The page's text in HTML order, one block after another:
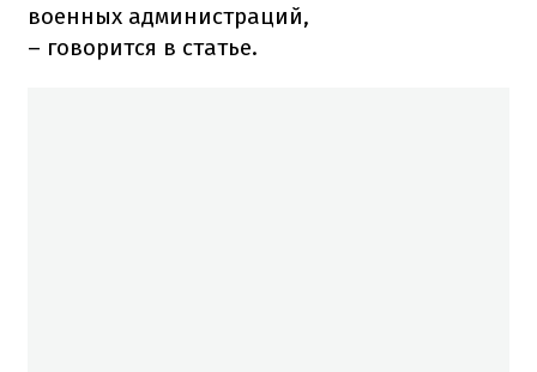
военных администраций,
– говорится в статье.